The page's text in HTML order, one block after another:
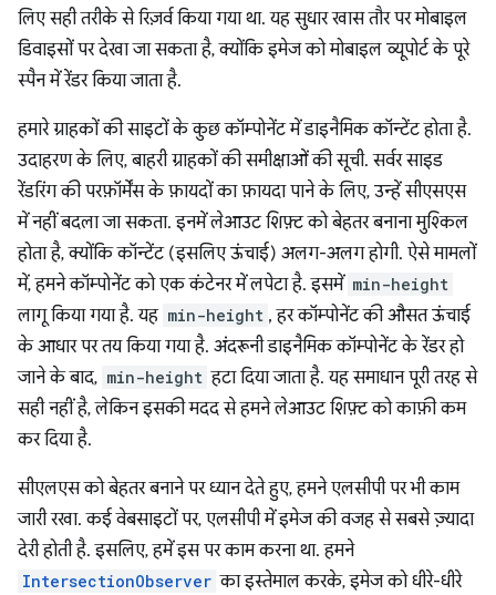
लिए सही तरीके से रिज़र्व किया गया था. यह सुधार खास तौर पर मोबाइल
डिवाइसों पर देखा जा सकता है, क्योंकि इमेज को मोबाइल व्यूपोर्ट के पूरे
स्पैन में रेंडर किया जाता है.
हमारे ग्राहकों की साइटों के कुछ कॉम्पोनेंट में डाइनैमिक कॉन्टेंट होता है.
उदाहरण के लिए, बाहरी ग्राहकों की समीक्षाओं की सूची. सर्वर साइड
रेंडरिंग की परफ़ॉर्मेंस के फ़ायदों का फ़ायदा पाने के लिए, उन्हें सीएसएस
में नहीं बदला जा सकता. इनमें लेआउट शिफ़्ट को बेहतर बनाना मुश्किल
होता है, क्योंकि कॉन्टेंट (इसलिए ऊंचाई) अलग-अलग होगी. ऐसे मामलों
में, हमने कॉम्पोनेंट को एक कंटेनर में लपेटा है. इसमें min-height
लागू किया गया है. यह min-height , हर कॉम्पोनेंट की औसत ऊंचाई
के आधार पर तय किया गया है. अंदरूनी डाइनैमिक कॉम्पोनेंट के रेंडर हो
जाने के बाद, min-height हटा दिया जाता है. यह समाधान पूरी तरह से
सही नहीं है, लेकिन इसकी मदद से हमने लेआउट शिफ़्ट को काफ़ी कम
कर दिया है.
सीएलएस को बेहतर बनाने पर ध्यान देते हुए, हमने एलसीपी पर भी काम
जारी रखा. कई वेबसाइटों पर, एलसीपी में इमेज की वजह से सबसे ज़्यादा
देरी होती है. इसलिए, हमें इस पर काम करना था. हमने
IntersectionObserver का इस्तेमाल करके, इमेज को धीरे-धीरे